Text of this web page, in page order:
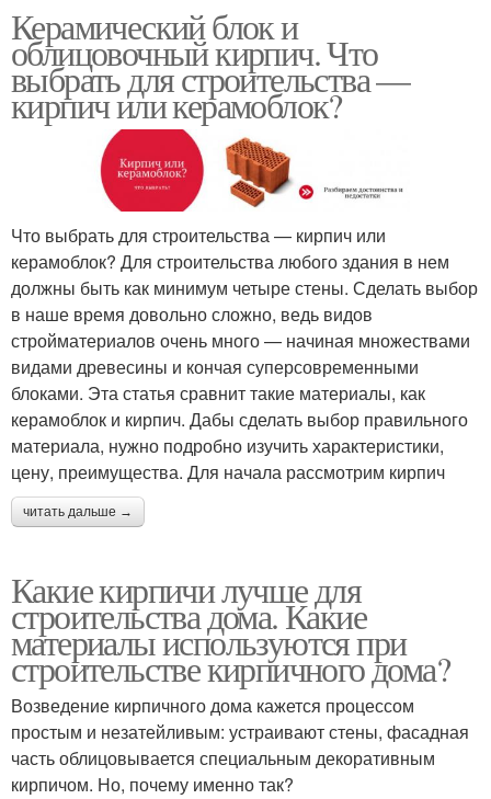
Керамический блок и
облицовочный кирпич. Что
выбрать для строительства —
кирпич или керамоблок?
Что выбрать для строительства — кирпич или
керамоблок? Для строительства любого здания в нем
должны быть как минимум четыре стены. Сделать выбор
в наше время довольно сложно, ведь видов
стройматериалов очень много — начиная множествами
видами древесины и кончая суперсовременными
блоками. Эта статья сравнит такие материалы, как
керамоблок и кирпич. Дабы сделать выбор правильного
материала, нужно подробно изучить характеристики,
цену, преимущества. Для начала рассмотрим кирпич
читать дальше →
Какие кирпичи лучше для
строительства дома. Какие
материалы используются при
строительстве кирпичного дома?
Возведение кирпичного дома кажется процессом
простым и незатейливым: устраивают стены, фасадная
часть облицовывается специальным декоративным
кирпичом. Но, почему именно так?